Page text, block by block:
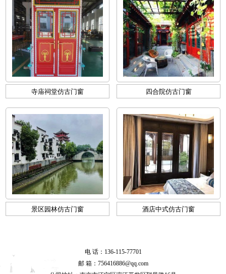
寺庙祠堂仿古门窗 四合院仿古门窗
景区园林仿古门窗 酒店中式仿古门窗
电 话：136-115-77701
邮 箱：756416886@qq.com